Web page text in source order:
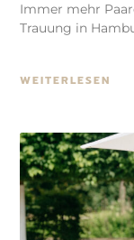
Immer mehr
Trauung in
WEITERLESEN